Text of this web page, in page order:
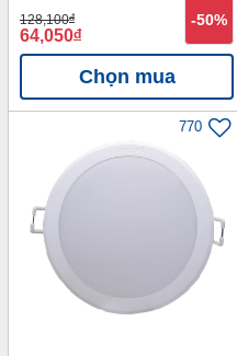
128,100đ
64,050đ
-50%
Chọn mua
770